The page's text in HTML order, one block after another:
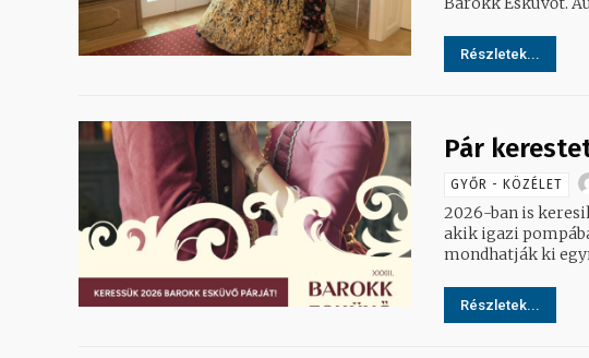
Részletek...
Pár
GYŐR - KÖZÉLET
2026-ban is
akik igazi
Részletek...